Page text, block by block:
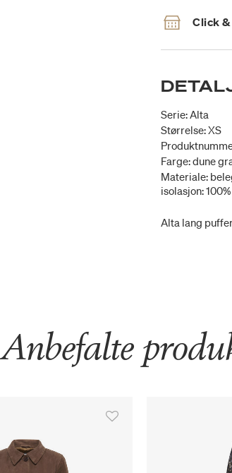
Click
Serie: Alta
Størrelse: XS
Farge: dune
Materiale:
isolasjon:
Alta lang
Anbefalte